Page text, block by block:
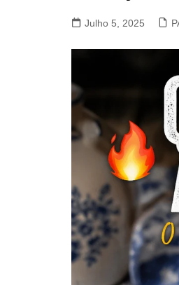
VACA,
Julho 5, 2025